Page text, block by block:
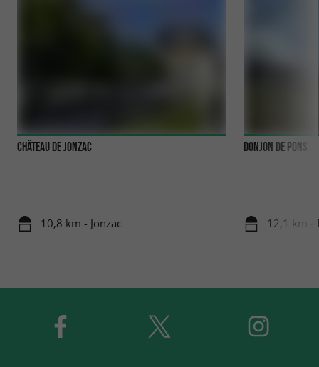
Château de Jonzac
10,8 km - Jonzac
Donjon de Pons
12,1 km -